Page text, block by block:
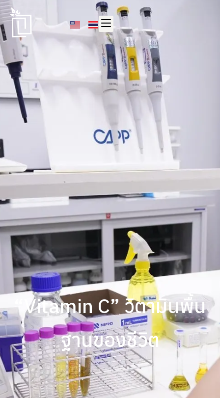
“Vitamin C” วิตามินพื้น
ฐานของชีวิต